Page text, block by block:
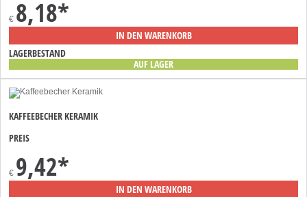
€ 8,18*
IN DEN WARENKORB
LAGERBESTAND
AUF LAGER
KAFFEEBECHER KERAMIK
PREIS
€ 9,42*
IN DEN WARENKORB